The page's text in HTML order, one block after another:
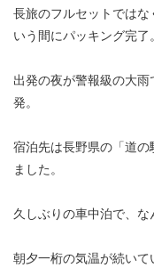
長旅のフルセットでは
いう間にパッキング完了。
出発の夜が警報級の大
発。
宿泊先は長野県の「道
ました。
久しぶりの車中泊で、な
朝夕一桁の気温が続いて